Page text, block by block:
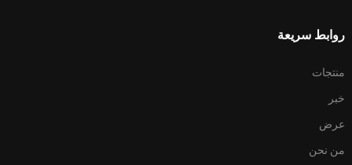
روابط سريعة
منتجات
خبر
عرض
من نحن